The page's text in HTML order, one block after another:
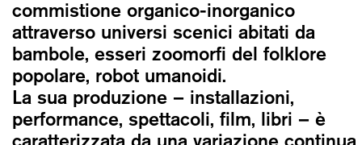
commistione organico-inorganico
attraverso universi scenici abitati da
bambole, esseri zoomorfi del folklore
popolare, robot umanoidi.
La sua produzione – installazioni,
performance, spettacoli, film, libri – è
caratterizzata da una variazione continua